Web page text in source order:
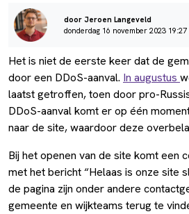
door Jeroen Langeveld
donderdag 16 november 2023 19:27
Het is niet de eerste keer dat de
door een DDoS-aanval. In augustus
laatst getroffen, toen door pro-
DDoS-aanval komt er op één
naar de site, waardoor deze
Bij het openen van de site komt een
met het bericht “Helaas is onze site
de pagina zijn onder andere
gemeente en wijkteams terug te